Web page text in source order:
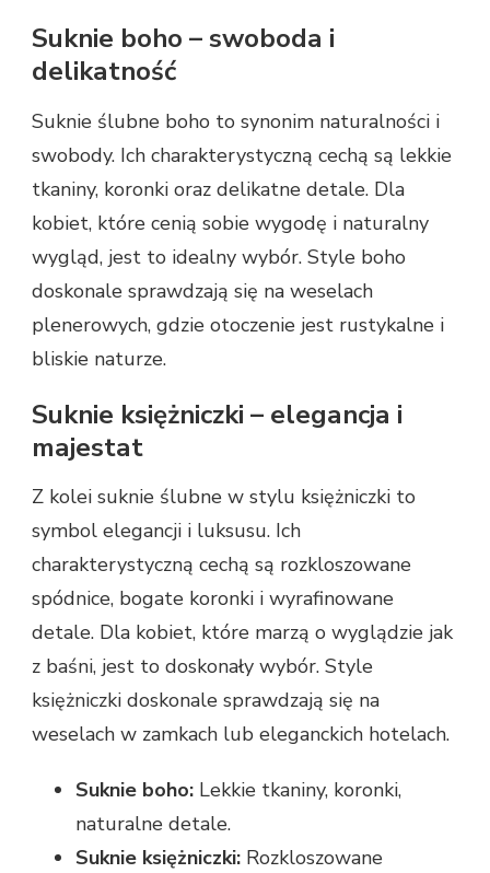
Suknie boho – swoboda i
delikatność
Suknie ślubne boho to synonim naturalności i
swobody. Ich charakterystyczną cechą są lekkie
tkaniny, koronki oraz delikatne detale. Dla
kobiet, które cenią sobie wygodę i naturalny
wygląd, jest to idealny wybór. Style boho
doskonale sprawdzają się na weselach
plenerowych, gdzie otoczenie jest rustykalne i
bliskie naturze.
Suknie księżniczki – elegancja i
majestat
Z kolei suknie ślubne w stylu księżniczki to
symbol elegancji i luksusu. Ich
charakterystyczną cechą są rozkloszowane
spódnice, bogate koronki i wyrafinowane
detale. Dla kobiet, które marzą o wyglądzie jak
z baśni, jest to doskonały wybór. Style
księżniczki doskonale sprawdzają się na
weselach w zamkach lub eleganckich hotelach.
Suknie boho: Lekkie tkaniny, koronki,
naturalne detale.
Suknie księżniczki: Rozkloszowane